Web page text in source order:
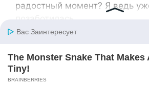
радостный момент? Я ведь
полотно. Он даже
время не мог, а потом рванул к
чтобы забрать паспорт, но она